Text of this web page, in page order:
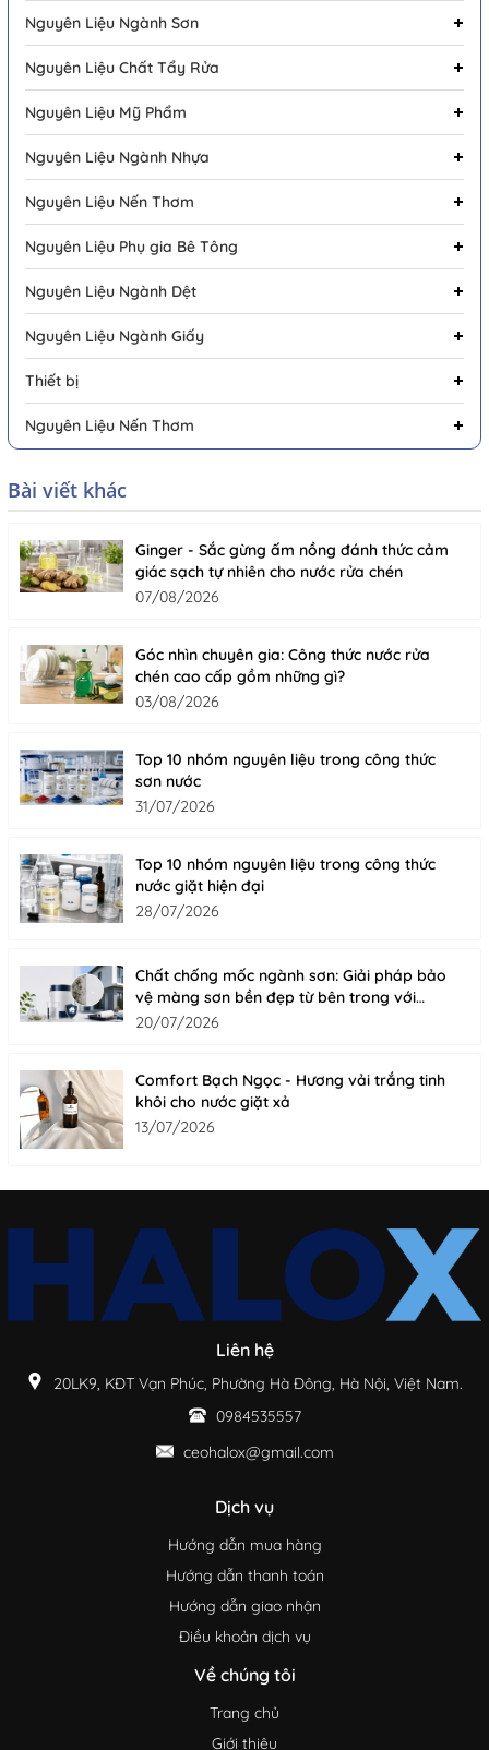
Nguyên Liệu Ngành Sơn
Nguyên Liệu Chất Tẩy Rửa
Nguyên Liệu Mỹ Phẩm
Nguyên Liệu Ngành Nhựa
Nguyên Liệu Nến Thơm
Nguyên Liệu Phụ gia Bê Tông
Nguyên Liệu Ngành Dệt
Nguyên Liệu Ngành Giấy
Thiết bị
Nguyên Liệu Nến Thơm
Bài viết khác
Ginger - Sắc gừng ấm nồng đánh thức cảm
giác sạch tự nhiên cho nước rửa chén
07/08/2026
Góc nhìn chuyên gia: Công thức nước rửa
chén cao cấp gồm những gì?
03/08/2026
Top 10 nhóm nguyên liệu trong công thức
sơn nước
31/07/2026
Top 10 nhóm nguyên liệu trong công thức
nước giặt hiện đại
28/07/2026
Chất chống mốc ngành sơn: Giải pháp bảo
vệ màng sơn bền đẹp từ bên trong với
Fungicide
20/07/2026
Comfort Bạch Ngọc - Hương vải trắng tinh
khôi cho nước giặt xả
13/07/2026
Liên hệ
20LK9, KĐT Vạn Phúc, Phường Hà Đông, Hà Nội, Việt Nam.
0984535557
ceohalox@gmail.com
Dịch vụ
Hướng dẫn mua hàng
Hướng dẫn thanh toán
Hướng dẫn giao nhận
Điều khoản dịch vụ
Về chúng tôi
Trang chủ
Giới thiệu